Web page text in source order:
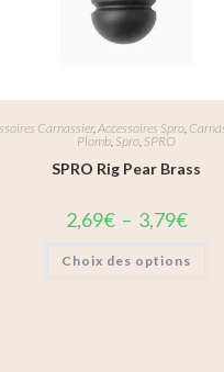
Carnassier, Accessoires Spro
Plomb Spro SPRO
SPRO Rig Pear Brass
2,69€ – 3,79€
Choix des options